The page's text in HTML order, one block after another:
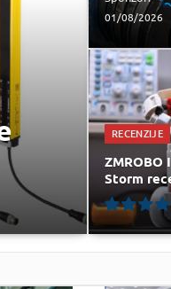
01/08/2026
RECENZIJE
ZMROBO
Storm
9.5